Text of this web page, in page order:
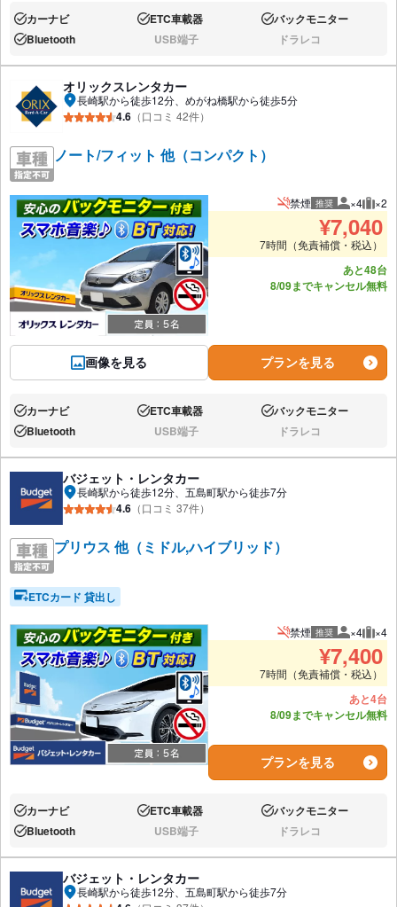
あり:カーナビ あり:ETC車載器 あり:バックモニター
あり:Bluetooth なし:USB端子 なし:ドラレコ
オリックスレンタカー
長崎駅から徒歩12分、めがね橋駅から徒歩5分
4.6 （口コミ 42件）
ノート/フィット 他（コンパクト）
画像を見る
禁煙 推奨 推奨人数
×4 推
×2
¥7,040
7時間（免責補償・税込）
あと48台
8/09までキャンセル無料
プランを見る
あり:カーナビ あり:ETC車載器 あり:バックモニター
あり:Bluetooth なし:USB端子 なし:ドラレコ
バジェット・レンタカー
長崎駅から徒歩12分、五島町駅から徒歩7分
4.6 （口コミ 37件）
プリウス 他（ミドル,ハイブリッド）
ETCカード 貸出し
禁煙 推奨 推奨人数
×4 推
×4
¥7,400
7時間（免責補償・税込）
あと4台
8/09までキャンセル無料
プランを見る
あり:カーナビ あり:ETC車載器 あり:バックモニター
あり:Bluetooth なし:USB端子 なし:ドラレコ
バジェット・レンタカー
長崎駅から徒歩12分、五島町駅から徒歩7分